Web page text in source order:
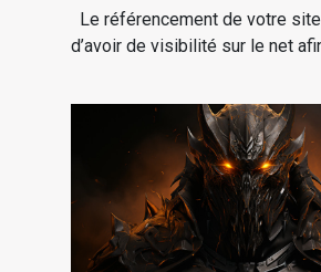
Le référencement de votre
d’avoir de visibilité sur le net